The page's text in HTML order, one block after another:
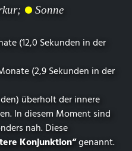
Sonne
(12,0 Sekunden in der
(2,9 Sekunden in der
überholt der innere
In diesem Moment sind
nah. Diese
Konjunktion“genannt.